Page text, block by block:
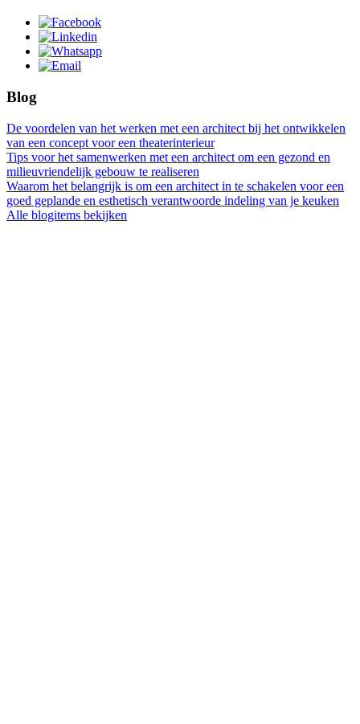
Blog
De voordelen van het werken met een architect bij het ontwikkelen
van een concept voor een theaterinterieur
Tips voor het samenwerken met een architect om een gezond en
milieuvriendelijk gebouw te realiseren
Waarom het belangrijk is om een architect in te schakelen voor een
goed geplande en esthetisch verantwoorde indeling van je keuken
Alle blogitems bekijken